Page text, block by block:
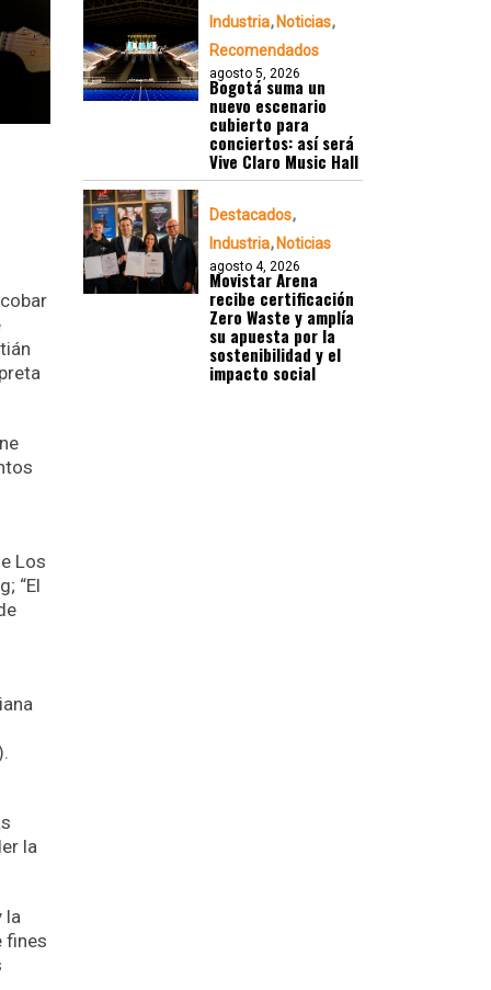
Los
“El
la
la
fines
Industria Noticias
Recomendados
agosto 5, 2026
Bogotá suma un
nuevo escenario
cubierto para
conciertos: así será
Vive Claro Music Hall
Destacados
Industria Noticias
agosto 4, 2026
Movistar Arena
recibe certificación
Zero Waste y amplía
su apuesta por la
sostenibilidad y el
impacto social